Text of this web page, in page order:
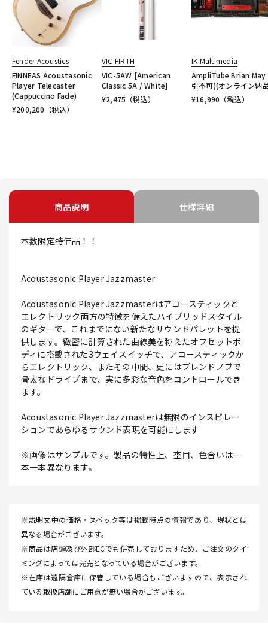
Fender Acoustics
FINNEAS Acoustasonic
Player Telecaster
(Cappuccino Fade)
¥200,200 （税込）
VIC FIRTH
VIC-5AW [American
Classic 5A / White]
¥2,475 （税込）
IK Multimedia
AmpliTube Brian May
引不可)(オンライン納
¥16,990 （税込）
商品説明 仕様詳細
本数限定特価品！！
Acoustasonic Player Jazzmaster
Acoustasonic Player Jazzmasterはアコースティックと
エレクトリック両方の特徴を備えたハイブリッドスタイル
のギターで、これまでにない新たなサウンドパレットを提
供します。緻密に計算された曲線美を称えたオフセットボ
ディに搭載された3ウェイスイッチで、アコースティックか
らエレクトリック、またその中間、更にはブレンドノブで
骨太なドライブまで、実に多彩な音色をコントロールでき
ます。
Acoustasonic Player Jazzmasterは無限のインスピレー
ションであらゆるサウンド表現を可能にします
※画像はサンプルです。製品の特性上、杢目、色合いは一
本一本異なります。
※説明文中の価格・スペック等は掲載時点の情報であり、現状とは
異なる場合がございます。
※商品は店頭及び外部ECでも併売しておりますため、ご注文のタイ
ミングによっては完売となっている場合がございます。
※在庫は遠隔倉庫に保管している場合もございますので、表示され
ている取扱店舗にご用意が無い場合がございます。